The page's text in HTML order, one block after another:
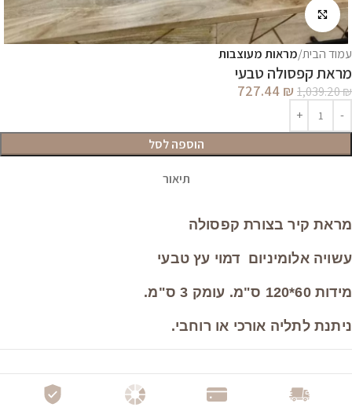
עמוד הבית מראות מעוצבות
מראת קפסולה טבעי
1,039.20₪
727.44 ₪
הוספה לסל
תיאור
מראת קיר בצורת קפסולה
עשויה אלומיניום דמוי עץ טבעי
מידות 60*120 ס"מ. עומק 3 ס"מ.
ניתנת לתליה אורכי או רוחבי.
לחץ להגדלה